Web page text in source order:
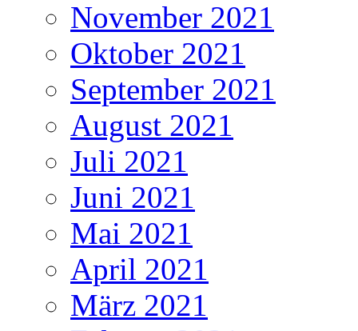
November 2021
Oktober 2021
September 2021
August 2021
Juli 2021
Juni 2021
Mai 2021
April 2021
März 2021